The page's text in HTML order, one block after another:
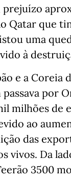
Qatar que
uma
à
e a Coreia
por
milhões de
ao
das
vivos. Da
3500